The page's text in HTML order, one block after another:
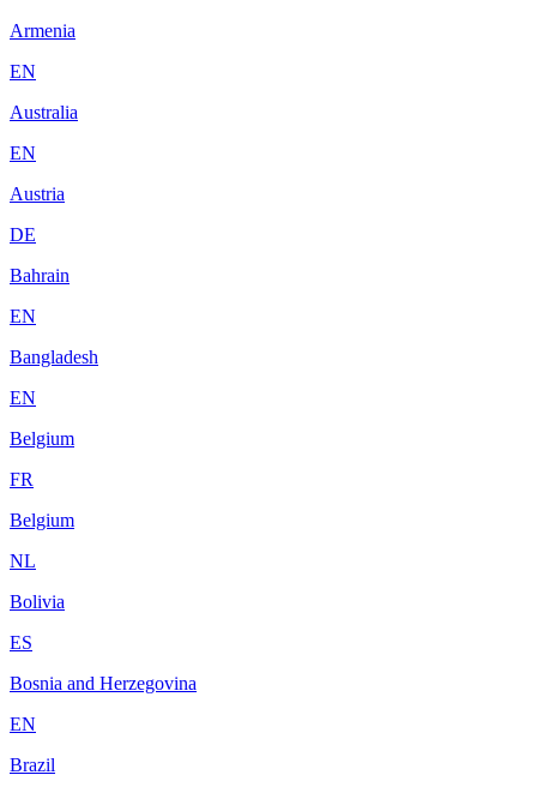
Armenia
EN
Australia
EN
Austria
DE
Bahrain
EN
Bangladesh
EN
Belgium
FR
Belgium
NL
Bolivia
ES
Bosnia and Herzegovina
EN
Brazil